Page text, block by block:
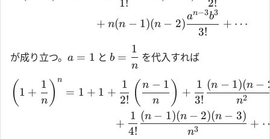
1! 2!
+ n(n − 1)(n − 2)
3!
an−3b3
+ ⋯
が成り立つ。 a = 1 と b =
n
1
を代入すれば
( 1 +
n
1 ) n
= 1 + 1 +
2!
1 ( n
n − 1 ) +
3!
1
n2
(n − 1)(n −
+
4!
1
n3
(n − 1)(n − 2)(n − 3)
+